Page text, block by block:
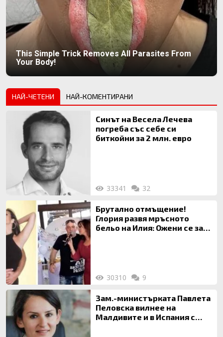
This Simple Trick Removes All Parasites From
Your Body!
НАЙ-ЧЕТЕНИ НАЙ-КОМЕНТИРАНИ
Синът на Весела Лечева
погреба със себе си
биткойни за 2 млн. евро
33341 32
Брутално отмъщение!
Глория развя мръсното
бельо на Илия: Ожени се за
30310 9
Зам.-министърката Павлета
Пеловска вилнее на
Малдивите и в Испания с